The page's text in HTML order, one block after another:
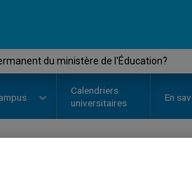
du ministère de l'Éducation?
Calendriers
universitaires
En